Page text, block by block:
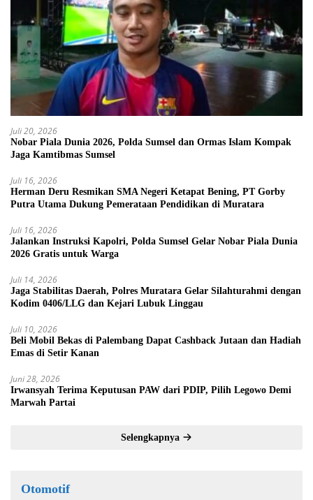
Juli 20, 2026
Nobar Piala Dunia 2026, Polda Sumsel dan Ormas Islam Kompak
Jaga Kamtibmas Sumsel
Juli 16, 2026
Herman Deru Resmikan SMA Negeri Ketapat Bening, PT Gorby
Putra Utama Dukung Pemerataan Pendidikan di Muratara
Juli 16, 2026
Jalankan Instruksi Kapolri, Polda Sumsel Gelar Nobar Piala Dunia
2026 Gratis untuk Warga
Juli 14, 2026
Jaga Stabilitas Daerah, Polres Muratara Gelar Silahturahmi dengan
Kodim 0406/LLG dan Kejari Lubuk Linggau
Juli 10, 2026
Beli Mobil Bekas di Palembang Dapat Cashback Jutaan dan Hadiah
Emas di Setir Kanan
Juni 28, 2026
Irwansyah Terima Keputusan PAW dari PDIP, Pilih Legowo Demi
Marwah Partai
Selengkapnya
Otomotif